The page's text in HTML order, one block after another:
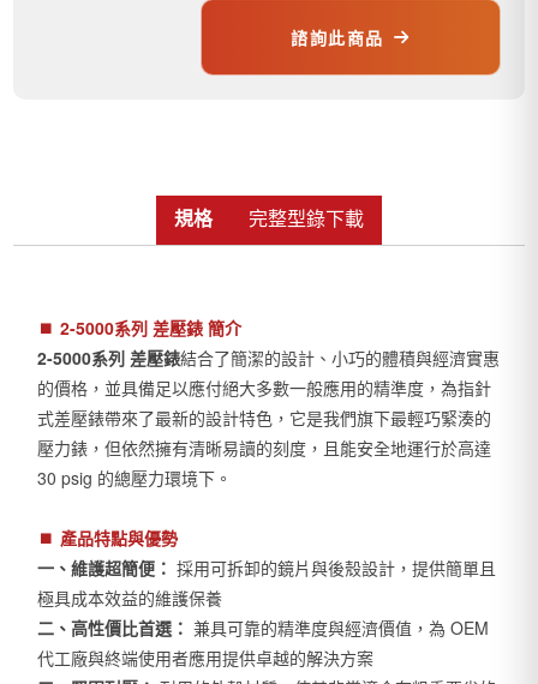
諮詢此商品
規格 完整型錄下載
⏹︎2-5000系列 差壓錶 簡介
2-5000系列 差壓錶結合了簡潔的設計、小巧的體積與經濟實惠
的價格，並具備足以應付絕大多數一般應用的精準度，為指針
式差壓錶帶來了最新的設計特色，它是我們旗下最輕巧緊湊的
壓力錶，但依然擁有清晰易讀的刻度，且能安全地運行於高達
30 psig 的總壓力環境下。
⏹︎ 產品特點與優勢
一、維護超簡便： 採用可拆卸的鏡片與後殼設計，提供簡單且
極具成本效益的維護保養
二、高性價比首選： 兼具可靠的精準度與經濟價值，為 OEM
代工廠與終端使用者應用提供卓越的解決方案